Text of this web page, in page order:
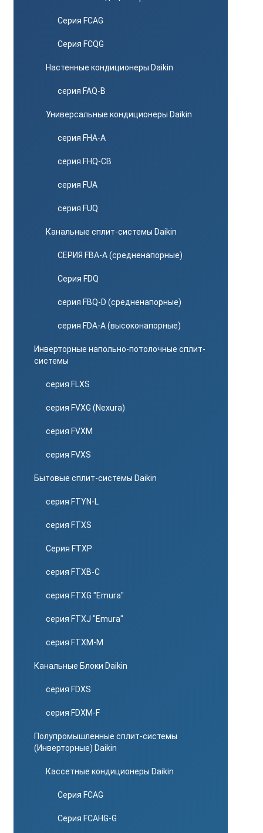
Серия FCAG
Серия FCQG
Настенные кондиционеры Daikin
серия FAQ-B
Универсальные кондиционеры Daikin
серия FHA-A
серия FHQ-CB
серия FUA
серия FUQ
Канальные сплит-системы Daikin
СЕРИЯ FBA-A (средненапорные)
Серия FDQ
серия FBQ-D (средненапорные)
серия FDA-A (высоконапорные)
Инверторные напольно-потолочные сплит-
системы
серия FLXS
серия FVXG (Nexura)
серия FVXM
серия FVXS
Бытовые сплит-системы Daikin
серия FTYN-L
серия FTXS
Серия FTXP
серия FTXB-C
серия FTXG "Emura"
серия FTXJ "Emura"
серия FTXM-M
Канальные Блоки Daikin
серия FDXS
серия FDXM-F
Полупромышленные сплит-системы
(Инверторные) Daikin
Кассетные кондиционеры Daikin
Серия FCAG
Серия FCAHG-G